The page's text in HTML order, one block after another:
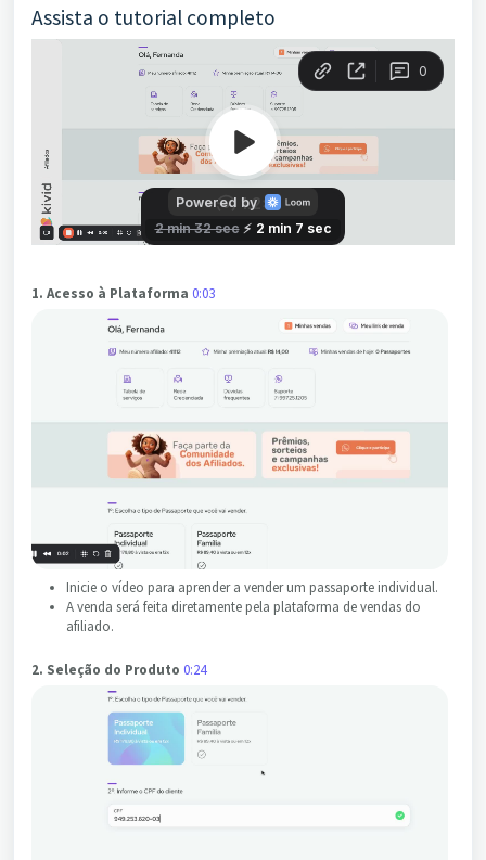
Assista o tutorial completo
1. Acesso à Plataforma 0:03
Inicie o vídeo para aprender a vender um passaporte individual.
A venda será feita diretamente pela plataforma de vendas do
afiliado.
2. Seleção do Produto 0:24